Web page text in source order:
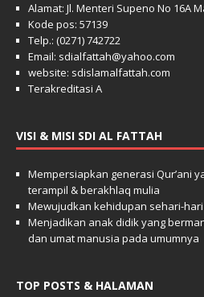
Alamat: Jl. Menteri Supeno No 16A
Kode pos: 57139
Telp.: (0271) 742722
Email: sdialfattah@yahoo.com
website: sdislamalfattah.com
Terakreditasi A
VISI & MISI SDI AL FATTAH
Mempersiapkan generasi Qur’ani
terampil & berakhlaq mulia
Mewujudkan kehidupan sehari-
Menjadikan anak didik yang
dan umat manusia pada umumnya
TOP POSTS & HALAMAN